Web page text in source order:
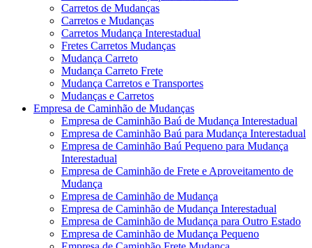
Carretos de Mudanças
Carretos e Mudanças
Carretos Mudança Interestadual
Fretes Carretos Mudanças
Mudança Carreto
Mudança Carreto Frete
Mudança Carretos e Transportes
Mudanças e Carretos
Empresa de Caminhão de Mudanças
Empresa de Caminhão Baú de Mudança Interestadual
Empresa de Caminhão Baú para Mudança Interestadual
Empresa de Caminhão Baú Pequeno para Mudança
Interestadual
Empresa de Caminhão de Frete e Aproveitamento de
Mudança
Empresa de Caminhão de Mudança
Empresa de Caminhão de Mudança Interestadual
Empresa de Caminhão de Mudança para Outro Estado
Empresa de Caminhão de Mudança Pequeno